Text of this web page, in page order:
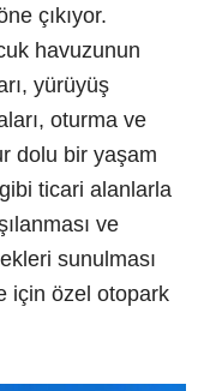
çıkıyor.
havuzunun
yürüyüş
oturma ve
dolu bir yaşam
ticari alanlarla
ve
sunulması
için özel otopark